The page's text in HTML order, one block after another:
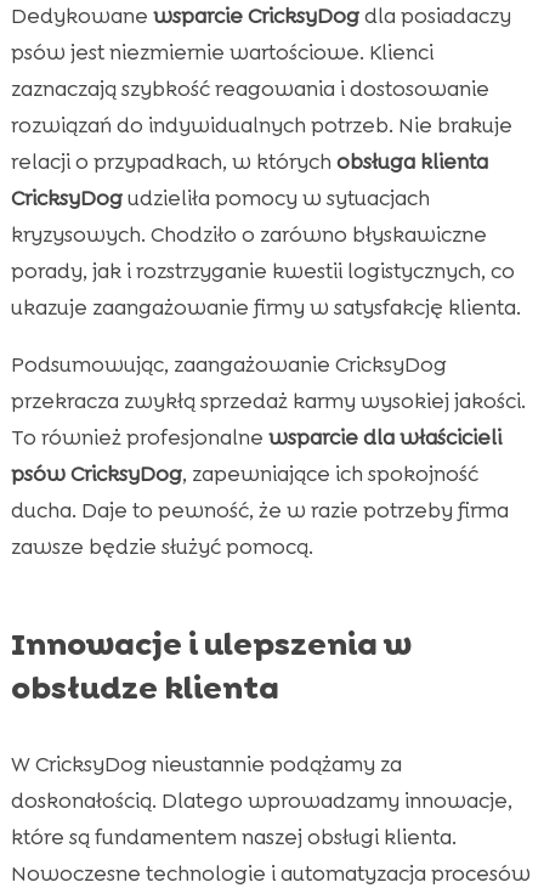
Dedykowane wsparcie CricksyDogdla posiadaczy
psów jest niezmiernie wartościowe. Klienci
zaznaczają szybkość reagowania i dostosowanie
rozwiązań do indywidualnych potrzeb. Nie brakuje
relacji o przypadkach, w których obsługa klienta
CricksyDogudzieliła pomocy w sytuacjach
kryzysowych. Chodziło o zarówno błyskawiczne
porady, jak i rozstrzyganie kwestii logistycznych, co
ukazuje zaangażowanie firmy w satysfakcję klienta.
Podsumowując, zaangażowanie CricksyDog
przekracza zwykłą sprzedaż karmy wysokiej jakości.
To również profesjonalne wsparcie dla właścicieli
psów CricksyDog, zapewniające ich spokojność
ducha. Daje to pewność, że w razie potrzeby firma
zawsze będzie służyć pomocą.
Innowacje i ulepszenia w
obsłudze klienta
W CricksyDog nieustannie podążamy za
doskonałością. Dlatego wprowadzamy innowacje,
które są fundamentem naszej obsługi klienta.
Nowoczesne technologie i automatyzacja procesów